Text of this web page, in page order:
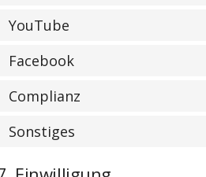
YouTube
Facebook
Complianz
Sonstiges